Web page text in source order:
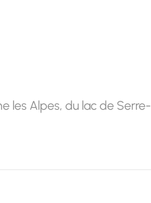
les Alpes, du lac de Serre-